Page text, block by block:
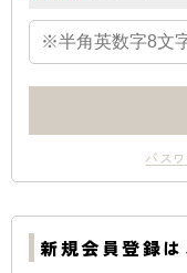
パス
新規会員登録は